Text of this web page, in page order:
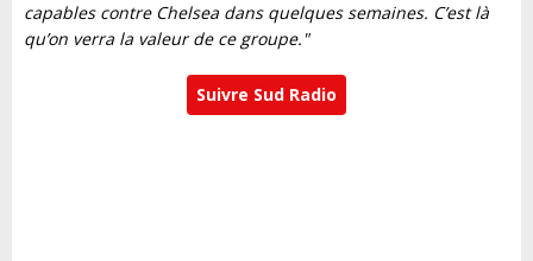
capables contre Chelsea dans quelques semaines. C’est là
qu’on verra la valeur de ce groupe."
Suivre Sud Radio